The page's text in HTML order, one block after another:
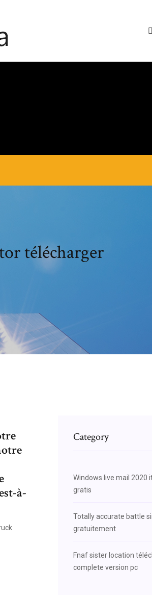
télécharger
à-
Category
Windows live mail 2020
gratis
Totally accurate battle
gratuitement
Fnaf sister location
complete version pc